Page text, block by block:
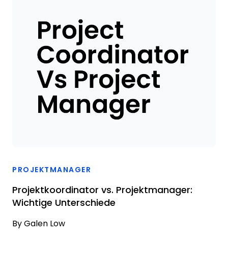
PROJEKTMANAGER
Projektkoordinator vs. Projektmanager:
Wichtige Unterschiede
By Galen Low